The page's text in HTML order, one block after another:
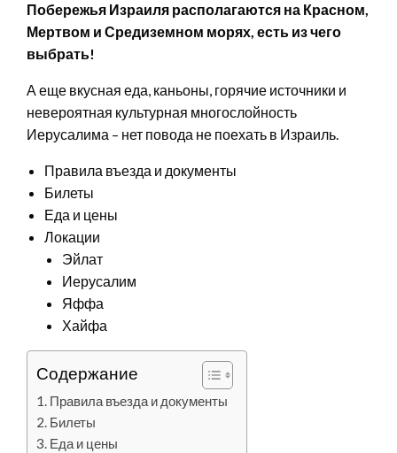
Побережья Израиля располагаются на Красном,
Мертвом и Средиземном морях, есть из чего
выбрать!
А еще вкусная еда, каньоны, горячие источники и
невероятная культурная многослойность
Иерусалима – нет повода не поехать в Израиль.
Правила въезда и документы
Билеты
Еда и цены
Локации
Эйлат
Иерусалим
Яффа
Хайфа
Содержание
Правила въезда и документы
Билеты
Еда и цены